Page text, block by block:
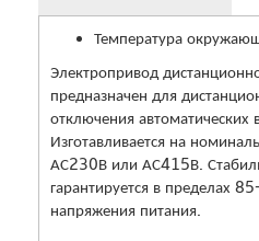
Температура
Электропривод
предназначен для
отключения
Изготавливается на
АС230В или АС415В.
гарантируется в пределах
напряжения питания.